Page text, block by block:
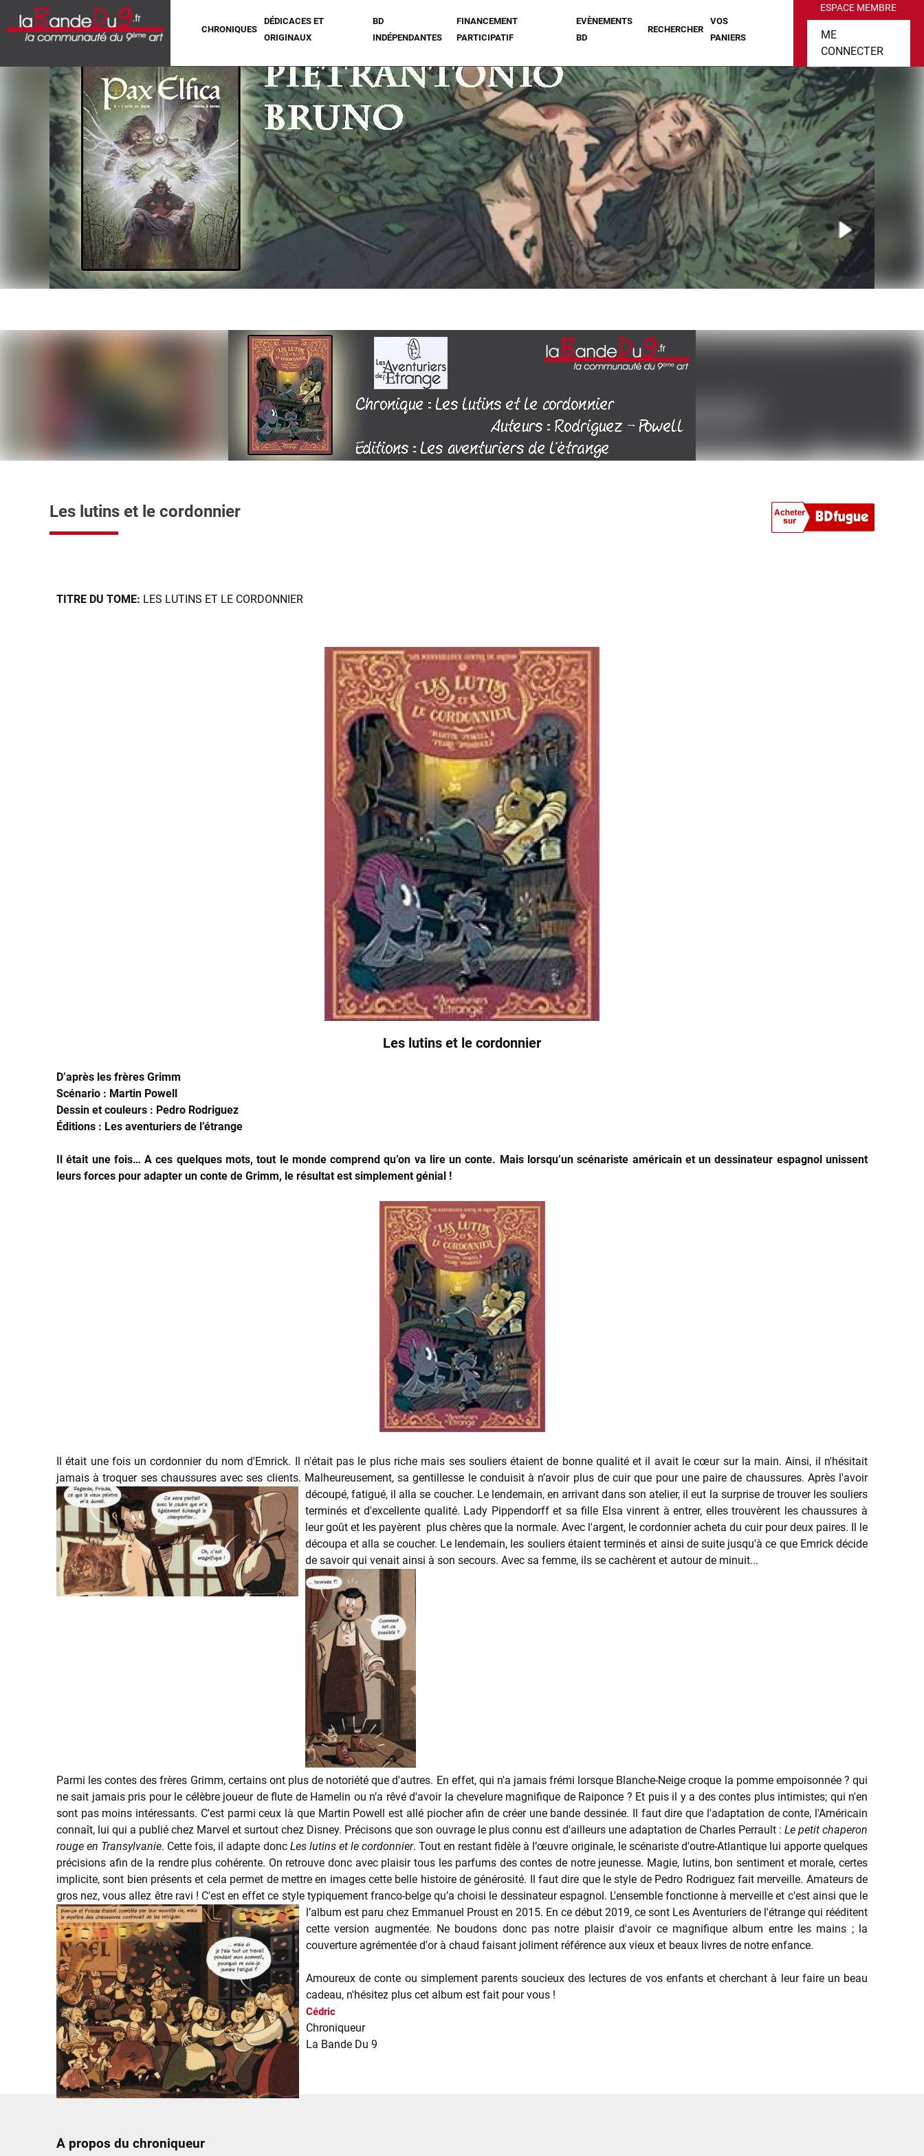
CHRONIQUES
DÉDICACES ET
ORIGINAUX
BD
INDÉPENDANTES
FINANCEMENT
PARTICIPATIF
EVÈNEMENTS
BD
RECHERCHER
VOS
PANIERS
ESPACE MEMBRE
ME
CONNECTER
Les lutins et le cordonnier
TITRE DU TOME: LES LUTINS ET LE CORDONNIER
Les lutins et le cordonnier
D’après les frères Grimm
Scénario : Martin Powell
Dessin et couleurs : Pedro Rodriguez
Éditions : Les aventuriers de l’étrange
Il était une fois… A ces quelques mots, tout le monde comprend qu’on va lire un conte. Mais lorsqu’un scénariste américain et un dessinateur espagnol unissent
leurs forces pour adapter un conte de Grimm, le résultat est simplement génial !
Il était une fois un cordonnier du nom d'Emrick. Il n'était pas le plus riche mais ses souliers étaient de bonne qualité et il avait le cœur sur la main. Ainsi, il n'hésitait
jamais à troquer ses chaussures avec ses clients. Malheureusement, sa gentillesse le conduisit à n’avoir plus de cuir que pour une paire de chaussures. Après l'avoir
découpé, fatigué, il alla se coucher. Le lendemain, en arrivant dans son atelier, il eut la surprise de trouver les souliers
terminés et d'excellente qualité. Lady Pippendorff et sa fille Elsa vinrent à entrer, elles trouvèrent les chaussures à
leur goût et les payèrent plus chères que la normale. Avec l'argent, le cordonnier acheta du cuir pour deux paires. Il le
découpa et alla se coucher. Le lendemain, les souliers étaient terminés et ainsi de suite jusqu'à ce que Emrick décide
de savoir qui venait ainsi à son secours. Avec sa femme, ils se cachèrent et autour de minuit...
Parmi les contes des frères Grimm, certains ont plus de notoriété que d'autres. En effet, qui n'a jamais frémi lorsque Blanche-Neige croque la pomme empoisonnée ? qui
ne sait jamais pris pour le célèbre joueur de flute de Hamelin ou n’a rêvé d'avoir la chevelure magnifique de Raiponce ? Et puis il y a des contes plus intimistes; qui n'en
sont pas moins intéressants. C'est parmi ceux là que Martin Powell est allé piocher afin de créer une bande dessinée. Il faut dire que l'adaptation de conte, l'Américain
connaît, lui qui a publié chez Marvel et surtout chez Disney. Précisons que son ouvrage le plus connu est d'ailleurs une adaptation de Charles Perrault : Le petit chaperon
rouge en Transylvanie. Cette fois, il adapte donc Les lutins et le cordonnier. Tout en restant fidèle à l’œuvre originale, le scénariste d'outre-Atlantique lui apporte quelques
précisions afin de la rendre plus cohérente. On retrouve donc avec plaisir tous les parfums des contes de notre jeunesse. Magie, lutins, bon sentiment et morale, certes
implicite, sont bien présents et cela permet de mettre en images cette belle histoire de générosité. Il faut dire que le style de Pedro Rodriguez fait merveille. Amateurs de
gros nez, vous allez être ravi ! C'est en effet ce style typiquement franco-belge qu’a choisi le dessinateur espagnol. L'ensemble fonctionne à merveille et c'est ainsi que le
l’album est paru chez Emmanuel Proust en 2015. En ce début 2019, ce sont Les Aventuriers de l'étrange qui rééditent
cette version augmentée. Ne boudons donc pas notre plaisir d'avoir ce magnifique album entre les mains ; la
couverture agrémentée d'or à chaud faisant joliment référence aux vieux et beaux livres de notre enfance.
Amoureux de conte ou simplement parents soucieux des lectures de vos enfants et cherchant à leur faire un beau
cadeau, n'hésitez plus cet album est fait pour vous !
Cédric
Chroniqueur
La Bande Du 9
A propos du chroniqueur